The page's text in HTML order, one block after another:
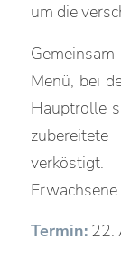
um die
Menü, bei
Hauptrolle
Erwachsene
Termin:22.